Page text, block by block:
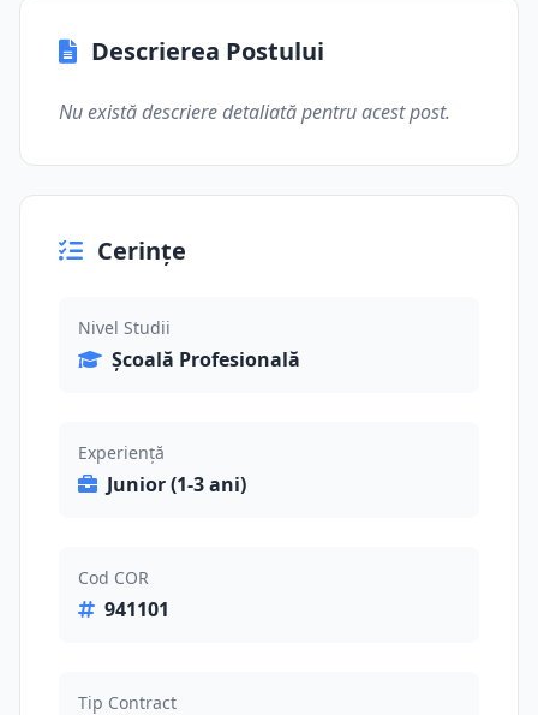
Descrierea Postului
Nu există descriere detaliată pentru acest post.
Cerințe
Nivel Studii
Școală Profesională
Experiență
Junior (1-3 ani)
Cod COR
941101
Tip Contract